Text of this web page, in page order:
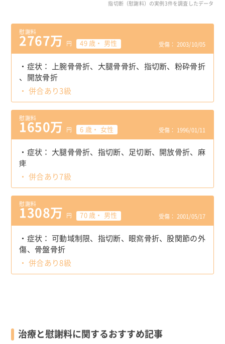
指切断（慰謝料）の実例3件を調査したデータ
慰謝料
2767万 円 49 歳・ 男性 受傷： 2003/10/05
症状： 上腕骨骨折 大腿骨骨折 指切断
粉砕骨折
開放骨折
併合あり3級
慰謝料
1650万 円 6 歳・ 女性 受傷： 1996/01/11
症状： 大腿骨骨折 指切断 足切断 開放骨折
麻
痺
併合あり7級
慰謝料
1308万 円 70 歳・ 男性 受傷： 2001/05/17
症状： 可動域制限 指切断 眼窩骨折
股関節の外
傷
骨盤骨折
併合あり8級
治療と慰謝料に関するおすすめ記事